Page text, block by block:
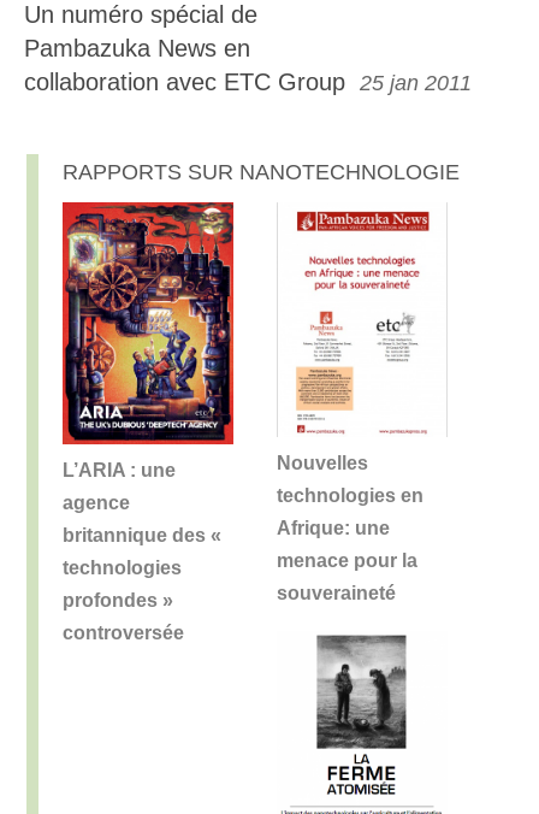
Un numéro spécial de
Pambazuka News en
collaboration avec ETC Group 25 jan 2011
RAPPORTS SUR NANOTECHNOLOGIE
L’ARIA : une
agence
britannique des «
technologies
profondes »
controversée
Nouvelles
technologies en
Afrique: une
menace pour la
souveraineté